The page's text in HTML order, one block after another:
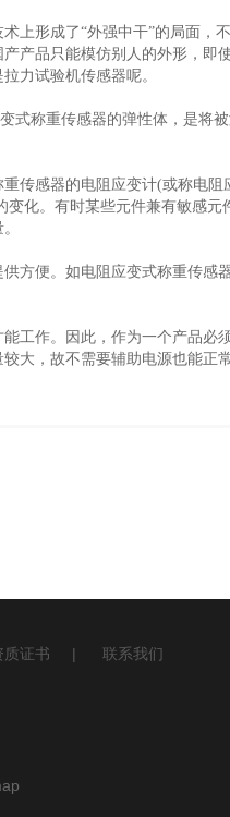
形成了“外强中干”的局面，
产品只能模仿别人的外形，即
力试验机传感器呢。
式称重传感器的弹性体，是将
传感器的电阻应变计(或称电
化。有时某些元件兼有敏感
方便。如电阻应变式称重传感
工作。因此，作为一个产品必
大，故不需要辅助电源也能正
质证书 | 联系我们